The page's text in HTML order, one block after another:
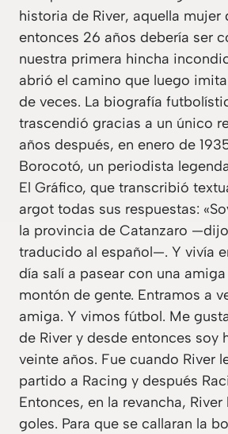
historia de River, aquella mujer
entonces 26 años debería ser
nuestra primera hincha
abrió el camino que luego
de veces. La biografía
trascendió gracias a un único
años después, en enero de
Borocotó, un periodista
El Gráfico, que transcribió
argot todas sus respuestas:
la provincia de Catanzaro
traducido al español—. Y vivía
día salí a pasear con una
montón de gente. Entramos a
amiga. Y vimos fútbol. Me
de River y desde entonces soy
veinte años. Fue cuando River
partido a Racing y después
Entonces, en la revancha,
goles. Para que se callaran la